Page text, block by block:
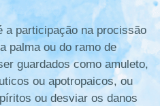
a participação na procissão
palma ou do ramo de
guardados como amuleto,
ou apotropaicos, ou
ou desviar os danos